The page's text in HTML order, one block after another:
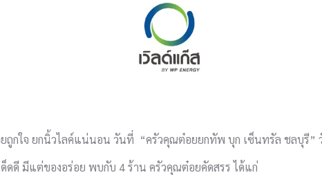
ถูกใจ ยกนิ้วไลค์แน่นอน วันที่ “ครัวคุณต๋อยยกทัพ บุก เซ็นทรัล ชลบุรี”
ดดี มีแต่ของอร่อย พบกับ 4 ร้าน ครัวคุณต๋อยคัดสรร ได้แก่